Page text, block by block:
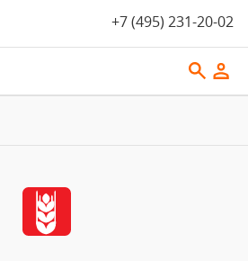
+7 (495) 231-20-02